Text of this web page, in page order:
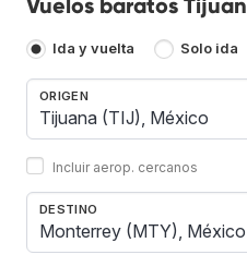
Ida y vuelta Solo ida
ORIGEN
Incluir aerop. cercanos
DESTINO